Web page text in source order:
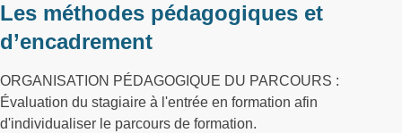
Les méthodes pédagogiques et
d’encadrement
ORGANISATION PÉDAGOGIQUE DU PARCOURS :
Évaluation du stagiaire à l'entrée en formation afin
d'individualiser le parcours de formation.